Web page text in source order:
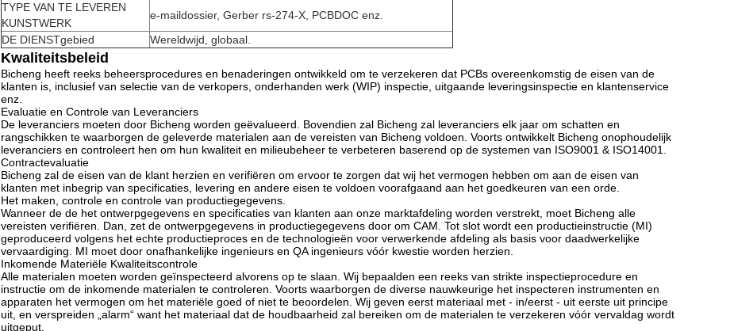
TYPE VAN TE LEVEREN
KUNSTWERK
e-maildossier, Gerber rs-274-X, PCBDOC enz.
DE DIENSTgebied
Wereldwijd, globaal.
Kwaliteitsbeleid
Bicheng heeft reeks beheersprocedures en benaderingen ontwikkeld om te verzekeren dat PCBs overeenkomstig de eisen van de
klanten is, inclusief van selectie van de verkopers, onderhanden werk (WIP) inspectie, uitgaande leveringsinspectie en klantenservice
enz.
Evaluatie en Controle van Leveranciers
De leveranciers moeten door Bicheng worden geëvalueerd. Bovendien zal Bicheng zal leveranciers elk jaar om schatten en
rangschikken te waarborgen de geleverde materialen aan de vereisten van Bicheng voldoen. Voorts ontwikkelt Bicheng onophoudelijk
leveranciers en controleert hen om hun kwaliteit en milieubeheer te verbeteren baserend op de systemen van ISO9001 & ISO14001.
Contractevaluatie
Bicheng zal de eisen van de klant herzien en verifiëren om ervoor te zorgen dat wij het vermogen hebben om aan de eisen van
klanten met inbegrip van specificaties, levering en andere eisen te voldoen voorafgaand aan het goedkeuren van een orde.
Het maken, controle en controle van productiegegevens.
Wanneer de de het ontwerpgegevens en specificaties van klanten aan onze marktafdeling worden verstrekt, moet Bicheng alle
vereisten verifiëren. Dan, zet de ontwerpgegevens in productiegegevens door om CAM. Tot slot wordt een productieinstructie (MI)
geproduceerd volgens het echte productieproces en de technologieën voor verwerkende afdeling als basis voor daadwerkelijke
vervaardiging. MI moet door onafhankelijke ingenieurs en QA ingenieurs vóór kwestie worden herzien.
Inkomende Materiële Kwaliteitscontrole
Alle materialen moeten worden geïnspecteerd alvorens op te slaan. Wij bepaalden een reeks van strikte inspectieprocedure en
instructie om de inkomende materialen te controleren. Voorts waarborgen de diverse nauwkeurige het inspecteren instrumenten en
apparaten het vermogen om het materiële goed of niet te beoordelen. Wij geven eerst materiaal met - in/eerst - uit eerste uit principe
uit, en verspreiden „alarm“ want het materiaal dat de houdbaarheid zal bereiken om de materialen te verzekeren vóór vervaldag wordt
uitgeput.